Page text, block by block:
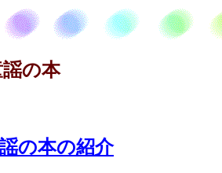
の本
の本の紹介